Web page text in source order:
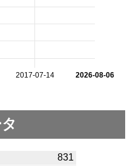
2017-07-14 2026-08-06
831